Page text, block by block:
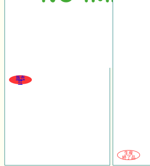
販売
可
生産
終了品